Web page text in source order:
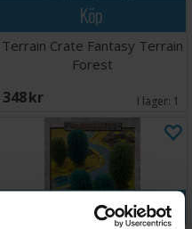
Köp
Terrain Crate Fantasy Terrain
Forest
348 SEK I lager: 1
Köp